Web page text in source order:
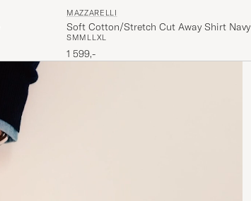
MAZZARELLI
Soft Cotton/Stretch Cut Away Shirt Navy
SMM L L XL
1 599,-